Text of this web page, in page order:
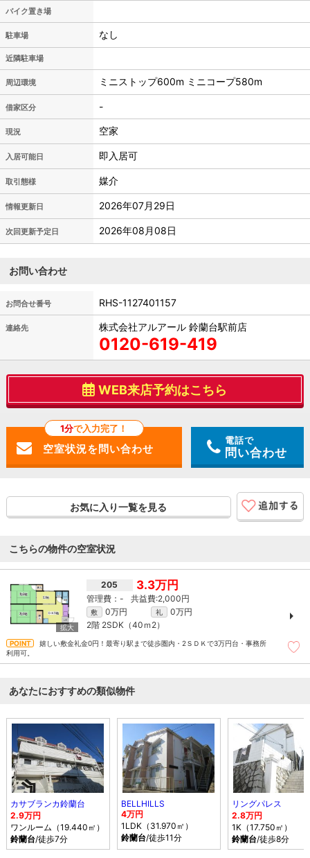
バイク置き場
駐車場 なし
近隣駐車場
周辺環境 ミニストップ600m ミニコープ580m
借家区分 -
現況 空家
入居可能日 即入居可
取引態様 媒介
情報更新日 2026年07月29日
次回更新予定日 2026年08月08日
お問い合わせ
お問合せ番号 RHS-1127401157
連絡先 株式会社アルアール 鈴蘭台駅前店
0120-619-419
WEB来店予約はこちら
1分で入力完了！
電話で
問い合わせ
お気に入り一覧を見る
こちらの物件の空室状況
205 3.3万円
- 2,000円
敷 0万円 礼
0万円
2階 2SDK（40ｍ 2）
嬉しい敷金礼金0円！最寄り駅まで徒歩圏内・2ＳＤＫで3万円台・事務所
利用可。
あなたにおすすめの類似物件
カサブランカ鈴蘭台
2.9万円
ワンルーム（19.440㎡）
鈴蘭台/徒歩7分
BELLHILLS
4万円
1LDK（31.970㎡）
鈴蘭台/徒歩11分
リングパレス
2.8万円
1K（17.750㎡）
鈴蘭台/徒歩8分